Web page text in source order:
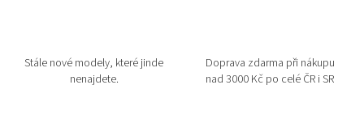
Stále nové modely, které jinde
nenajdete.
Doprava zdarma při nákupu
nad 3000 Kč po celé ČR i SR